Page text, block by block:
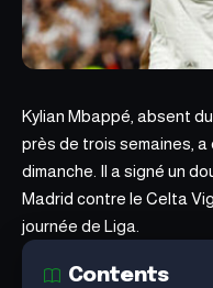
Kylian Mbappé, absent
près de trois semaines,
dimanche. Il a signé un
Madrid contre le Celta
journée de Liga.
Contents